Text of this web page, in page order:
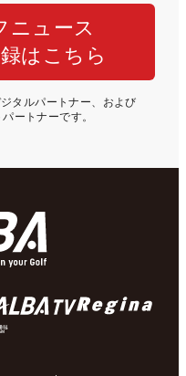
ニュース
はこちら
タルパートナー、および
ートナーです。